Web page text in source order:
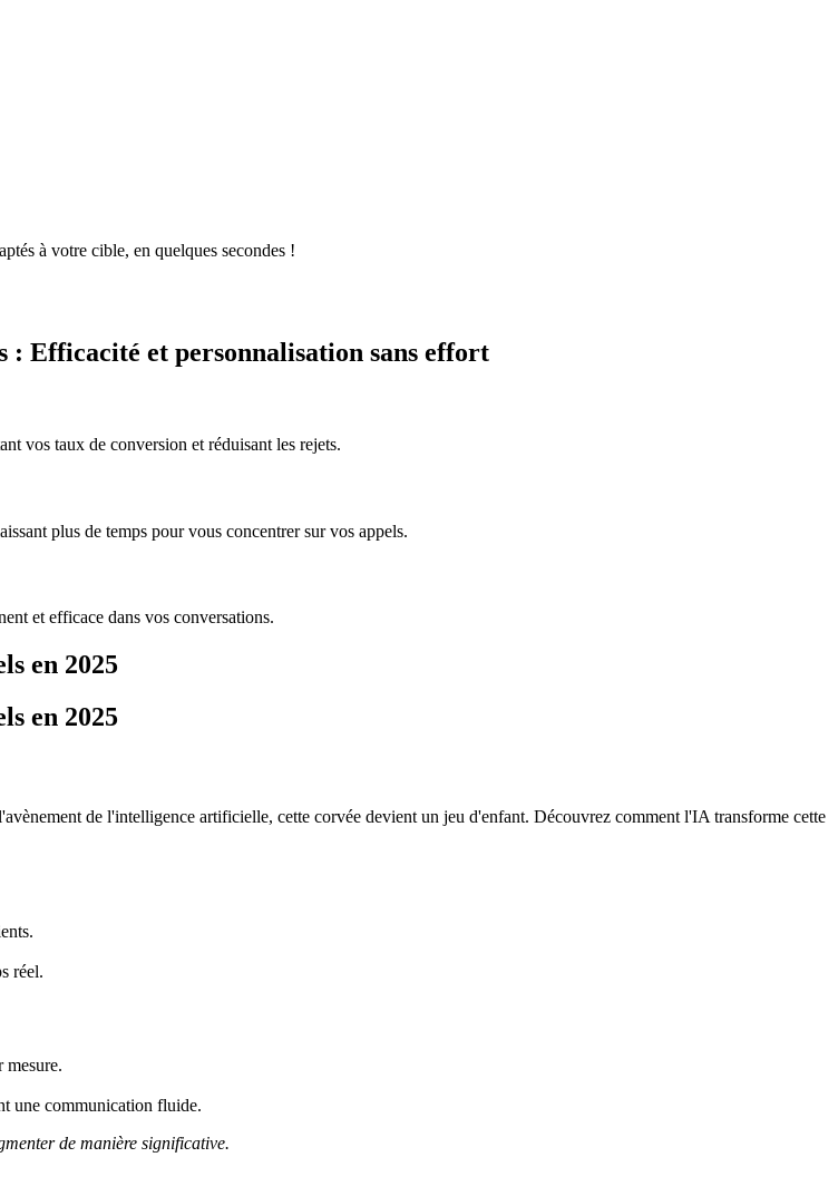
à votre cible, en quelques secondes !
Efficacité et personnalisation sans effort
vos taux de conversion et réduisant les rejets.
plus de temps pour vous concentrer sur vos appels.
et efficace dans vos conversations.
en 2025
en 2025
de l'intelligence artificielle, cette corvée devient un jeu d'enfant. Découvrez comment l'IA transforme cette
réel.
mesure.
une communication fluide.
de manière significative.